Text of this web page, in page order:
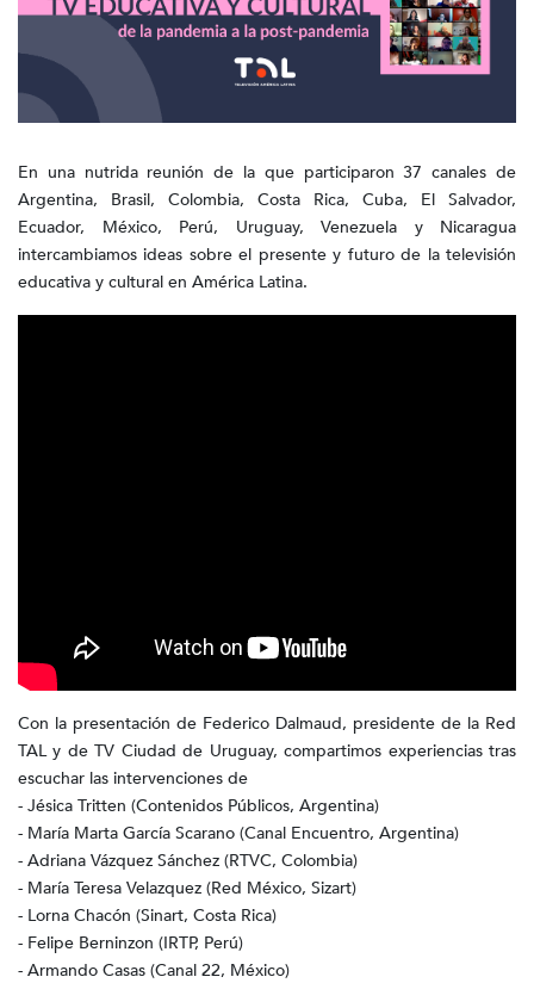
En una nutrida reunión de la que participaron 37 canales de
Argentina, Brasil, Colombia, Costa Rica, Cuba, El Salvador,
Ecuador, México, Perú, Uruguay, Venezuela y Nicaragua
intercambiamos ideas sobre el presente y futuro de la televisión
educativa y cultural en América Latina.
Con la presentación de Federico Dalmaud, presidente de la Red
TAL y de TV Ciudad de Uruguay, compartimos experiencias tras
escuchar las intervenciones de
- Jésica Tritten (Contenidos Públicos, Argentina)
- María Marta García Scarano (Canal Encuentro, Argentina)
- Adriana Vázquez Sánchez (RTVC, Colombia)
- María Teresa Velazquez (Red México, Sizart)
- Lorna Chacón (Sinart, Costa Rica)
- Felipe Berninzon (IRTP, Perú)
- Armando Casas (Canal 22, México)